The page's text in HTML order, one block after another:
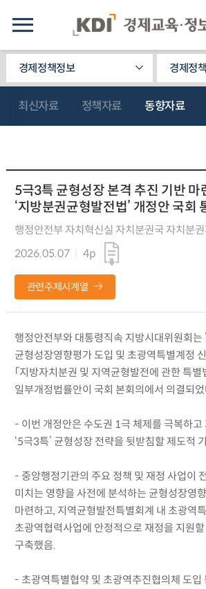
경제정책정보 경제정
최신자료 정책자료 동향자료
5극3특 균형성장 본격 추진 기반 마
‘지방분권균형발전법’ 개정안 국회
행정안전부 자치혁신실 자치분권국 자치분
2026.05.07
4p
관련주제시계열
행정안전부와 대통령직속 지방시대위원회
균형성장영향평가 도입 및 초광역특별계정
「지방자치분권 및 지역균형발전에 관한 특별
일부개정법률안이 국회 본회의에서 의결되
- 이번 개정안은 수도권 1극 체제를 극복하고
‘5극3특’ 균형성장 전략을 뒷받침할 제도적
- 중앙행정기관의 주요 정책 및 재정 사업이
미치는 영향을 사전에 분석하는 균형성장영
마련하고, 지역균형발전특별회계 내 초광역
초광역협력사업에 안정적으로 재정을 지원
구축했음.
- 초광역특별협약 및 초광역추진협의체 도입